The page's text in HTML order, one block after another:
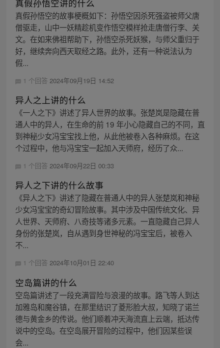
真假孙悟空讲的什么
真假孙悟空的故事梗概如下：孙悟空因杀死强盗被师父唐
僧驱走，山中一妖精趁机变作悟空模样抢走唐僧行李、关
文。在如来佛祖帮助下，孙悟空杀死妖猴，与师父重归于
好，继续奔向西天取经之路。此外，还有一种说法认为
假...
1 个回答 2024年09月19日 14:52
异人之上讲的什么
《一人之下》讲述了异人世界的故事。张楚岚是隐藏在普
通人中的异人，在生命的前 19 年小心隐藏自己的不同，直
到神秘少女冯宝宝找上他，从此他被卷入各种麻烦。在这
个过程中，他与冯宝宝一起加入天师府，经历了众...
1 个回答 2024年09月22日 00:33
异人之下讲的什么故事
《异人之下》讲述了隐藏在普通人中的异人张楚岚和神秘
少女冯宝宝的奇幻冒险故事。其中涉及中国传统文化、异
人世界、天师府、八奇技等诸多元素。一直隐藏自己异人
身份的张楚岚，自从遇到身世神秘的冯宝宝后，被卷入
不...
1 个回答 2024年10月01日 22:40
空岛篇讲的什么
空岛篇讲述了一段充满冒险与浪漫的故事。路飞等人到达
加雅岛和魔谷镇，在那里结识了菱形脸大叔，知晓了诺兰
德与黄金乡的传说。他们顺着冲天海流直上云端，抵达传
说中的空岛。在空岛展开冒险的过程中，他们因某些误
会...